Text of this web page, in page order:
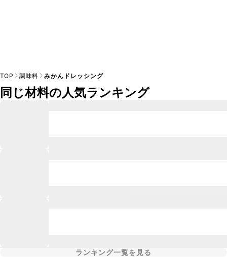
TOP 調味料 みかんドレッシング
同じ材料の人気ランキング
ランキング一覧を見る